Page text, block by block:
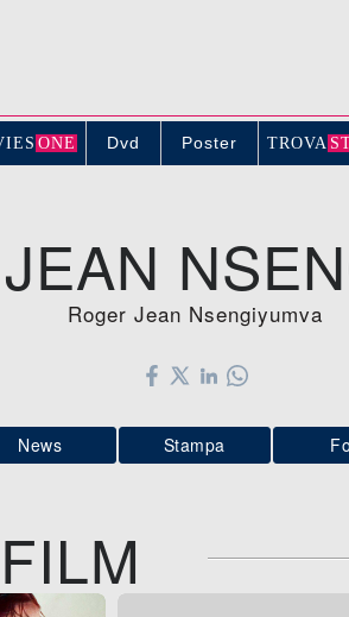
S ONE Dvd Poster TROVA
Roger Jean Nsengiyumva
News Stampa